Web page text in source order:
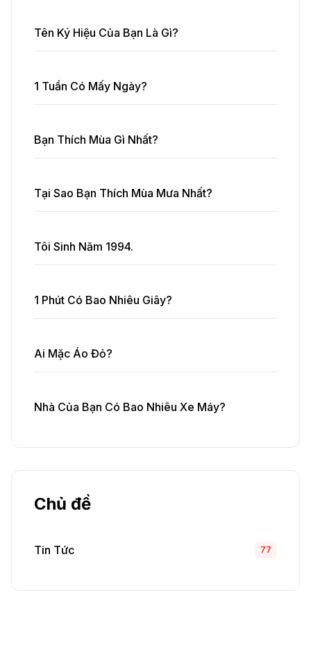
Tên Ký Hiệu Của Bạn Là Gì?
1 Tuần Có Mấy Ngày?
Bạn Thích Mùa Gì Nhất?
Tại Sao Bạn Thích Mùa Mưa Nhất?
Tôi Sinh Năm 1994.
1 Phút Có Bao Nhiêu Giây?
Ai Mặc Áo Đỏ?
Nhà Của Bạn Có Bao Nhiêu Xe Máy?
Chủ đề
Tin Tức 77